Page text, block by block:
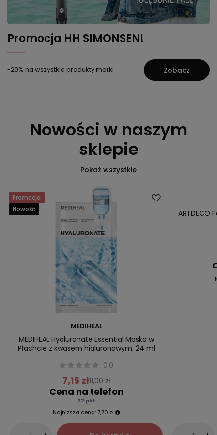
Promocja HH SIMONSEN!
-20% na wszystkie produkty marki Zobacz
Nowości w naszym
sklepie
Pokaż wszystkie
Promocja
Nowość
MEDIHEAL
MEDIHEAL Hyaluronate Essential Maska w
Płachcie z kwasem hialuronowym, 24 ml
0.0
7,15 zł11,00 zł
22 pkt
Cena na telefon
Najniższa cena: 7,70 zł
Nowość
ARTDECO